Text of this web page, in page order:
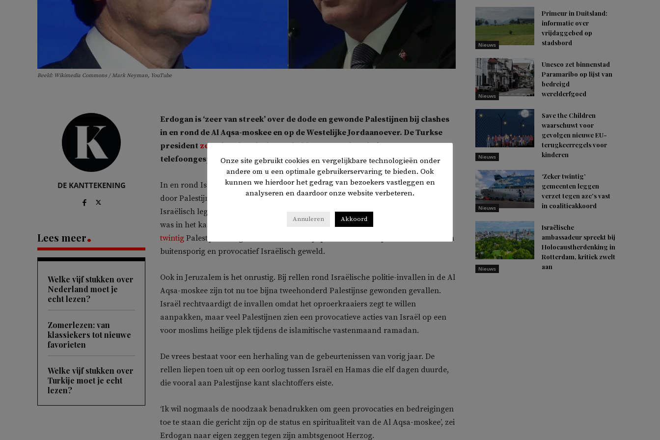
Beeld: Wikimedia Commons / Mark Neyman, YouTube
DE KANTTEKENING
Lees meer
Welke vijf stukken over
Nederland moet je
echt lezen?
Zomerlezen: van
klassiekers tot nieuwe
favorieten
Welke vijf stukken over
Turkije moet je echt
lezen?
Erdogan is ‘zeer van streek’ over de dode en gewonde Palestijnen bij clashes
in en rond de Al Aqsa-moskee en op de Westelijke Jordaanoever. De Turkse
president zegtdeze boodschap te hebben overgebracht in een
telefoongesprek gisteren met de Israëlische president Yitzhak Herzog.
In en rond Israël bouwt de spanning zich op sinds eind maart. In vier aanslagen
door Palestijnen zijn in korte tijdveertien Israëlische burgers gedood. Door
Israëlisch legergeweld op de Westelijke Jordaanoever, wat volgens Israël nodig
was in het kader van antiterroristische maatregelen, zijn inmiddels
twintig Palestijnen omgekomen. Ook hierbij spreken de Palestijnse autoriteiten van
buitensporig en provocatief Israëlisch geweld.
Ook in Jeruzalem is het onrustig. Bij rellen rond Israëlische politie-invallen in de Al
Aqsa-moskee zijn tot nu toe bijna tweehonderd Palestijnse gewonden gevallen.
Israël rechtvaardigt de invallen omdat het oproerkraaiers zegt te willen
aanpakken, maar veel Palestijnen zien een provocatieve acties van Israël op een
voor moslims heilige plek tijdens de islamitische vastenmaand ramadan.
De vrees bestaat voor een herhaling van de gebeurtenissen van vorig jaar. De
rellen liepen toen uit op een oorlog tussen Israël en Hamas die elf dagen duurde,
die vooral aan Palestijnse kant slachtoffers eiste.
‘Ik wil nogmaals de noodzaak benadrukken om geen provocaties en bedreigingen
toe te staan ​​die gericht zijn op de status en spiritualiteit van de Al Aqsa-moskee’, zei
Erdogan naar eigen zeggen tegen zijn ambtsgenoot Herzog.
Nieuws
Primeur in Duitsland:
informatie over
vrijdaggebed op
stadsbord
Nieuws
Unesco zet binnenstad
Paramaribo op lijst van
bedreigd
werelderfgoed
Nieuws
Save the Children
waarschuwt voor
gevolgen nieuwe EU-
terugkeerregels voor
kinderen
Nieuws
‘Zeker twintig’
gemeenten leggen
verzet tegen azc’s vast
in coalitieakkoord
Nieuws
Israëlische
ambassadeur spreekt bij
Holocaustherdenking in
Rotterdam, kritiek zwelt
aan
Onze site gebruikt cookies en vergelijkbare technologieën onder
andere om u een optimale gebruikerservaring te bieden. Ook
kunnen we hierdoor het gedrag van bezoekers vastleggen en
analyseren en daardoor onze website verbeteren.
Annuleren Akkoord